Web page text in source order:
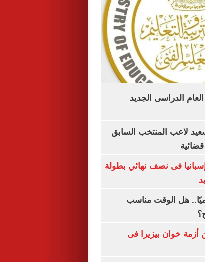
الدراسى الجديد
لاعب المنتخب السابق
قضائية
فى نصف نهائي بطولة
هل الوقت مناسب
أزمة خوان بيزيرا فى